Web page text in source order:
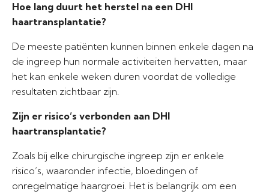
Hoe lang duurt het herstel na een DHI
haartransplantatie?
De meeste patiënten kunnen binnen enkele dagen na
de ingreep hun normale activiteiten hervatten, maar
het kan enkele weken duren voordat de volledige
resultaten zichtbaar zijn.
Zijn er risico’s verbonden aan DHI
haartransplantatie?
Zoals bij elke chirurgische ingreep zijn er enkele
risico’s, waaronder infectie, bloedingen of
onregelmatige haargroei. Het is belangrijk om een